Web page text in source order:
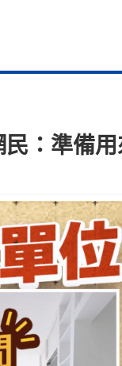
：準備